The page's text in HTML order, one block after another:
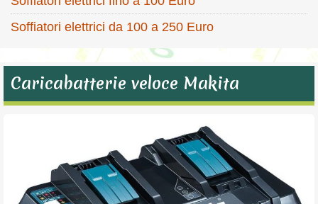
Soffiatori elettrici da 100 a 250 Euro
Caricabatterie veloce Makita